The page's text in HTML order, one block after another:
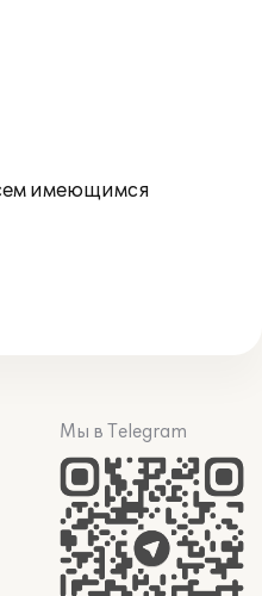
имеющимся
Мы в Telegram